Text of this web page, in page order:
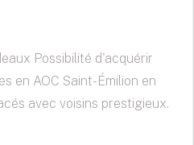
Possibilité d'acquérir
en AOC Saint-Émilion en
avec voisins prestigieux.